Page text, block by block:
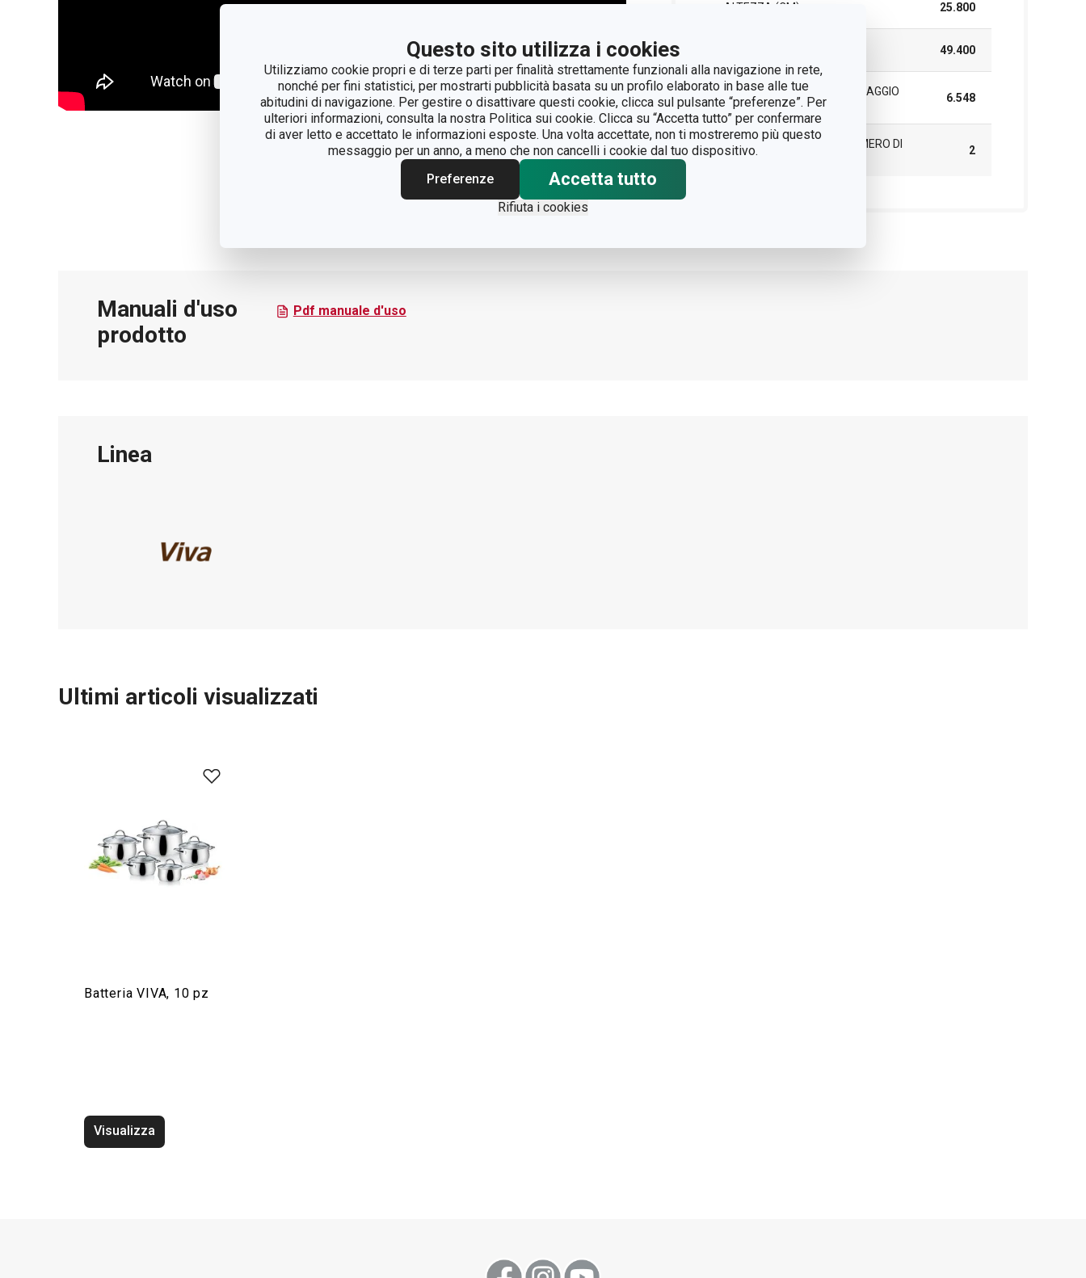
Questo sito utilizza i cookies
Utilizziamo cookie propri e di terze parti per finalità strettamente funzionali alla navigazione in rete,
nonché per fini statistici, per mostrarti pubblicità basata su un profilo elaborato in base alle tue
abitudini di navigazione. Per gestire o disattivare questi cookie, clicca sul pulsante “preferenze”. Per
ulteriori informazioni, consulta la nostra Politica sui cookie. Clicca su “Accetta tutto” per confermare
di aver letto e accettato le informazioni esposte. Una volta accettate, non ti mostreremo più questo
messaggio per un anno, a meno che non cancelli i cookie dal tuo dispositivo.
Preferenze
Accetta tutto
Rifiuta i cookies
Read less
ALTEZZA (CM) 25.800
49.400
PESO COMPRESO L'IMBALLAGGIO
(KG)
6.548
SCATOLA PRINCIPALE (NUMERO DI
PEZZI)
2
Manuali d'uso
prodotto
Pdf manuale d'uso
Linea
Ultimi articoli visualizzati
Batteria VIVA, 10 pz
Visualizza